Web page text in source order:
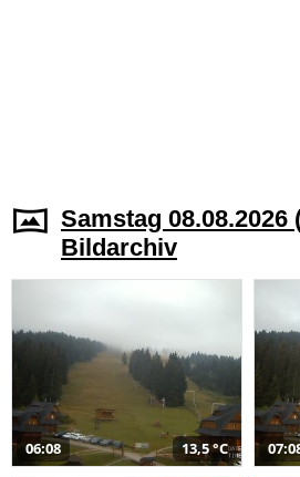
Samstag 08.08.2026
Bildarchiv
06:08 13,5 °C